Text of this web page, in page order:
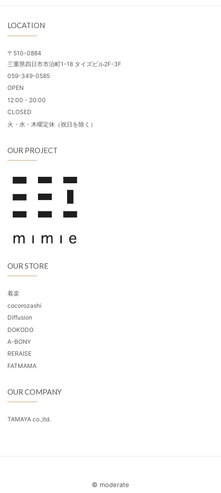
LOCATION
〒510-0884
三重県四日市市泊町1-18 タイズビル2F-3F
059-349-0585
OPEN
12:00 - 20:00
CLOSED
火・水・木曜定休（祝日を除く）
OUR PROJECT
OUR STORE
着楽
cocorozashi
Diffusion
DOKODO
A-BONY
RERAISE
FATMAMA
OUR COMPANY
TAMAYA co.,ltd.
© moderate